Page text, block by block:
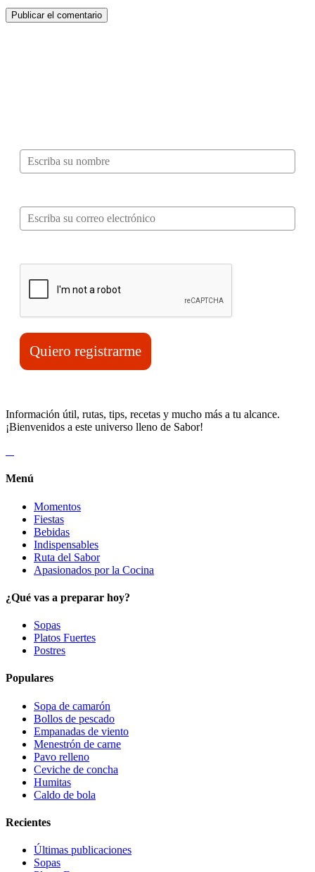
Quiero registrarme
Información útil, rutas, tips, recetas y mucho más a tu alcance.
¡Bienvenidos a este universo lleno de Sabor!
Menú
Momentos
Fiestas
Bebidas
Indispensables
Ruta del Sabor
Apasionados por la Cocina
¿Qué vas a preparar hoy?
Sopas
Platos Fuertes
Postres
Populares
Sopa de camarón
Bollos de pescado
Empanadas de viento
Menestrón de carne
Pavo relleno
Ceviche de concha
Humitas
Caldo de bola
Recientes
Últimas publicaciones
Sopas